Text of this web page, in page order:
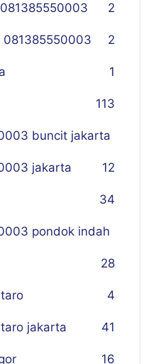
2
081385550003 2
1
113
buncit jakarta
12
jakarta
34
pondok indah
28
4
jakarta 41
16